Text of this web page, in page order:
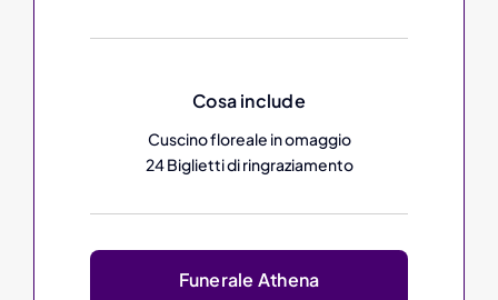
Cosa include
Cuscino floreale in omaggio
24 Biglietti di ringraziamento
Funerale Athena